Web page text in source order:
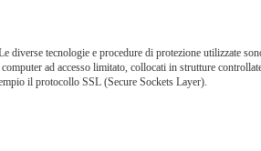
diverse tecnologie e procedure di protezione utilizzate
ad accesso limitato, collocati in strutture
il protocollo SSL (Secure Sockets Layer).